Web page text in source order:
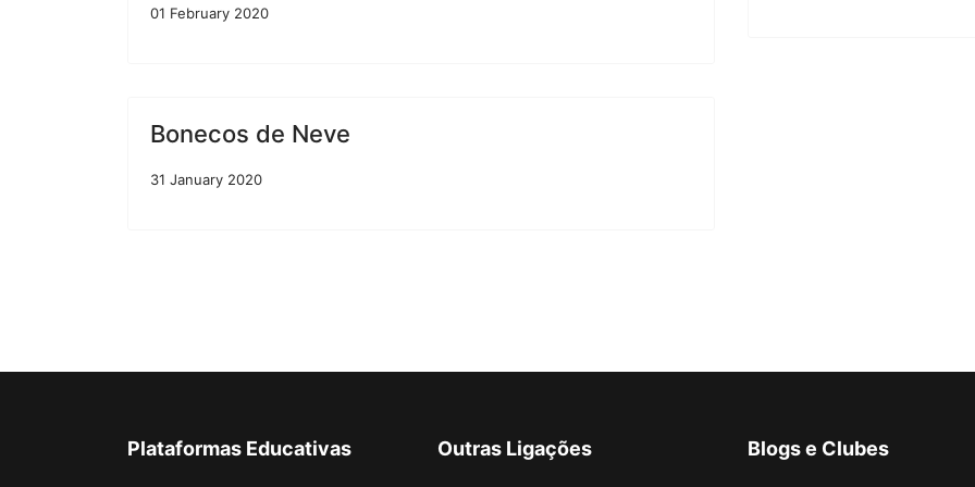
01 February 2020
Bonecos de Neve
31 January 2020
Plataformas Educativas Outras Ligações Blogs e Clubes